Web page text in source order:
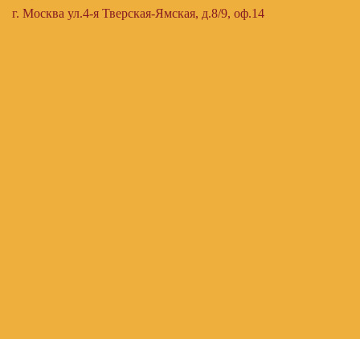
г. Москва ул.4-я Тверская-Ямская, д.8/9, оф.14